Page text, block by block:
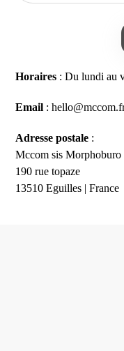
Horaires : Du lundi au
Email :
Adresse postale :
Mccom sis Morphoburo
190 rue topaze
13510 Eguilles | France